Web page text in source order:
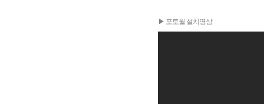
▶ 포토월 설치영상